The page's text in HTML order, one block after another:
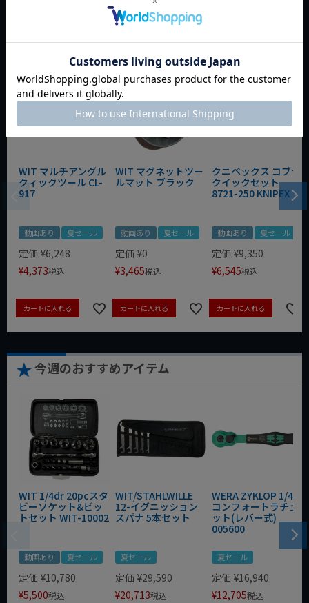
おすすめ商品
WIT マルチアングル
クィックツール CL-
917
動画あり 夏セール
定価 ¥6,248
¥4,373税込
カートに入れる
WIT マグネットツー
ルマット ブラック
動画あり 夏セール
定価 ¥0
¥3,465税込
カートに入れる
クニペックス コブラ
クイックセット
8721-250 KNIPEX
動画あり 夏セール
定価 ¥9,350
¥6,545税込
カートに入れる
今週のおすすめアイテム
WIT 1/4dr 20pcスタ
ビーソケット&ビッ
トセット WIT-10002
動画あり 夏セール
定価 ¥10,780
¥5,500税込
WIT/STAHLWILLE
12-イグニッション
スパナ 5本セット
夏セール
定価 ¥29,590
¥20,713税込
WERA ZYKLOP 1/4"
コンフォートラチェ
ット(レバー式)
005600
夏セール
定価 ¥16,940
¥12,705税込